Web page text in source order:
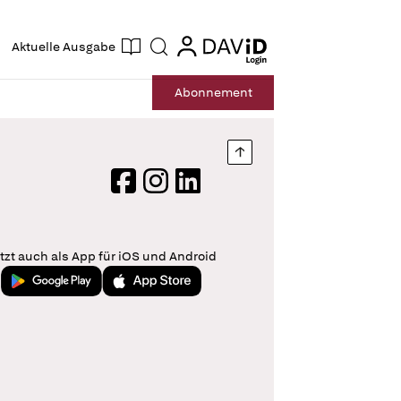
Aktuelle Ausgabe Suche login
login
Abonnement
Nach oben springen
FacebookInstagram
LinkedIn
auch als App für iOS und Android
Jetzt bei Google PlayLaden im App Store